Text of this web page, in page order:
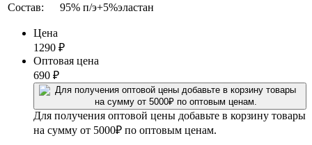
Состав:
95% п/э+5%эластан
Цена
1290 ₽
Оптовая цена
690 ₽
Для получения оптовой цены добавьте в корзину товары
на сумму от 5000₽ по оптовым ценам.